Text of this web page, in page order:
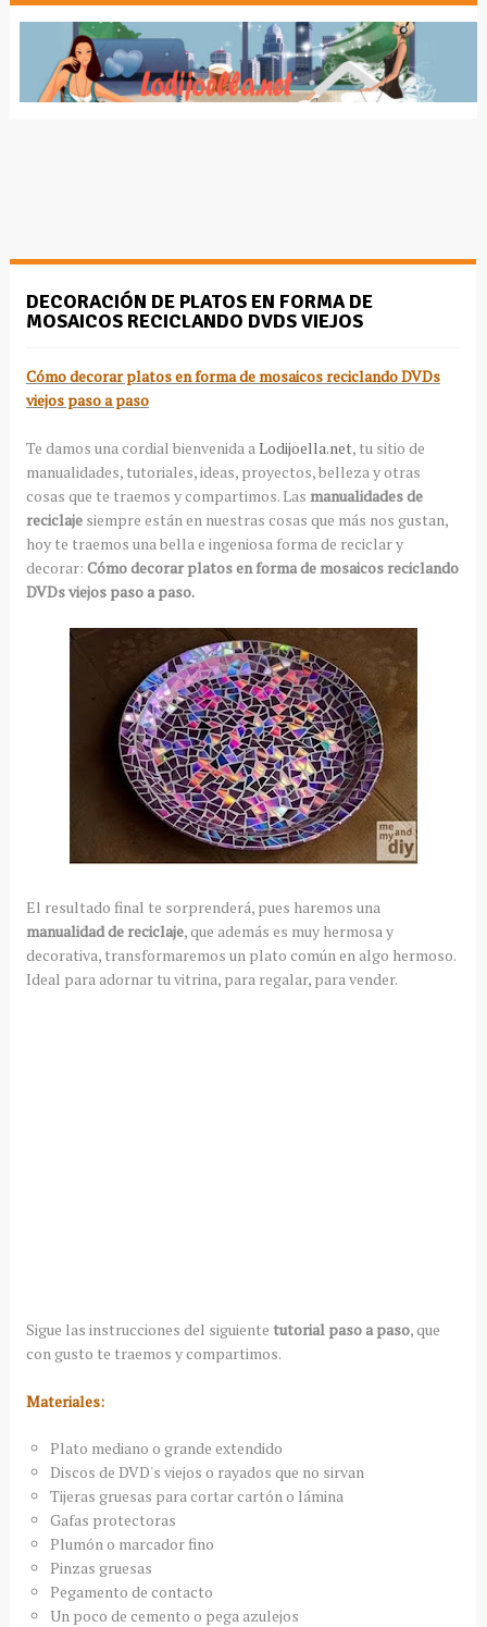
DECORACIÓN DE PLATOS EN FORMA DE
MOSAICOS RECICLANDO DVDS VIEJOS
Cómo decorar platos en forma de mosaicos reciclando DVDs
viejos paso a paso
Te damos una cordial bienvenida a Lodijoella.net, tu sitio de
manualidades, tutoriales, ideas, proyectos, belleza y otras
cosas que te traemos y compartimos. Las manualidades de
reciclajesiempre están en nuestras cosas que más nos gustan,
hoy te traemos una bella e ingeniosa forma de reciclar y
decorar: Cómo decorar platos en forma de mosaicos reciclando
DVDs viejos paso a paso.
El resultado final te sorprenderá, pues haremos una
manualidad de reciclaje, que además es muy hermosa y
decorativa, transformaremos un plato común en algo hermoso.
Ideal para adornar tu vitrina, para regalar, para vender.
Sigue las instrucciones del siguiente tutorial paso a paso, que
con gusto te traemos y compartimos.
Materiales:
Plato mediano o grande extendido
Discos de DVD's viejos o rayados que no sirvan
Tijeras gruesas para cortar cartón o lámina
Gafas protectoras
Plumón o marcador fino
Pinzas gruesas
Pegamento de contacto
Un poco de cemento o pega azulejos